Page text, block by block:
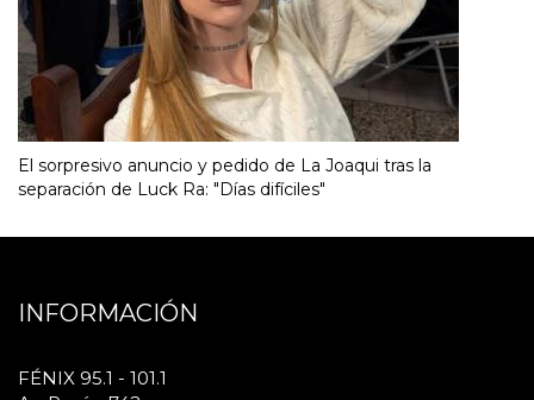
El sorpresivo anuncio y pedido de La Joaqui tras la
separación de Luck Ra: "Días difíciles"
INFORMACIÓN
FÉNIX 95.1 - 101.1